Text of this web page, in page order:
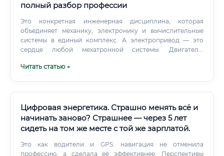
полный разбор профессии
Это конкретная инженерная дисциплина, которая
объединяет механику, электронику и вычислительные
системы в единый комплекс. А электропривод — это
сердце любой мехатронной системы. Двигатель,
связи — всё это составляет электропривод.
Читать статью →
Цифровая энергетика. Страшно менять всё и
начинать заново? Страшнее — через 5 лет
сидеть на том же месте с той же зарплатой.
Это как водители и GPS: навигация не отменила
профессию, а сделала её эффективнее. Перспективы